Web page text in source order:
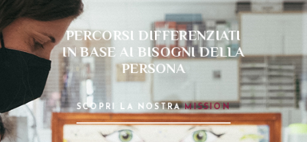
PERCORSI DIFFERENZIATI
IN BASE AI BISOGNI DELLA
PERSONA
SCOPRI LA NOSTRAMISSION